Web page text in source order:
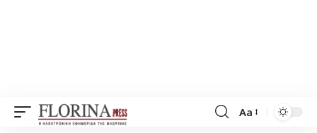
Font
Aa